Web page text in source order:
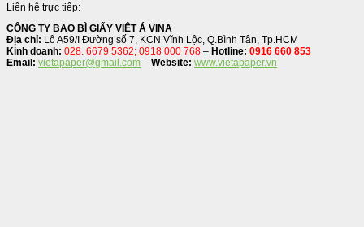
Liên hệ trực tiếp:
CÔNG TY BAO BÌ GIẤY VIỆT Á VINA
Địa chỉ: Lô A59/I Đường số 7, KCN Vĩnh Lộc, Q.Bình Tân, Tp.HCM
Kinh doanh: 028. 6679 5362; 0918 000 768 – Hotline: 0916 660 853
Email: vietapaper@gmail.com – Website: www.vietapaper.vn